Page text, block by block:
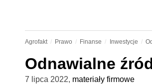
Agrofakt Prawo Finanse Inwestycje
Odnawialne
7 lipca 2022, materiały firmowe